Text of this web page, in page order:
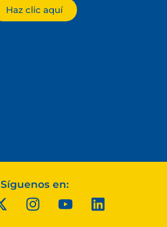
Haz clic aquí
Síguenos en: